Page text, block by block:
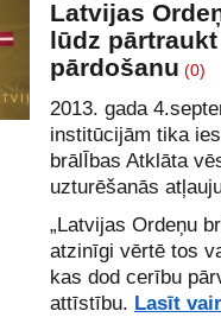
Latvijas
lūdz
pārdošanu (0)
2013. gada
institūcijām tika
brālĪbas Atklāta
uzturēšanās
„Latvijas Ordeņu
atzinīgi vērtē tos
kas dod cerību
attīstību. Lasīt